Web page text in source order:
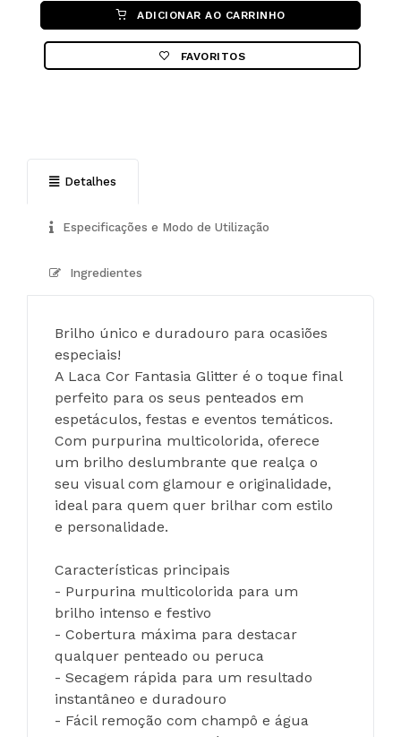
ADICIONAR AO CARRINHO
FAVORITOS
Detalhes
Especificações e Modo de Utilização
Ingredientes
Brilho único e duradouro para ocasiões
especiais!
A Laca Cor Fantasia Glitter é o toque final
perfeito para os seus penteados em
espetáculos, festas e eventos temáticos.
Com purpurina multicolorida, oferece
um brilho deslumbrante que realça o
seu visual com glamour e originalidade,
ideal para quem quer brilhar com estilo
e personalidade.
Características principais
- Purpurina multicolorida para um
brilho intenso e festivo
- Cobertura máxima para destacar
qualquer penteado ou peruca
- Secagem rápida para um resultado
instantâneo e duradouro
- Fácil remoção com champô e água